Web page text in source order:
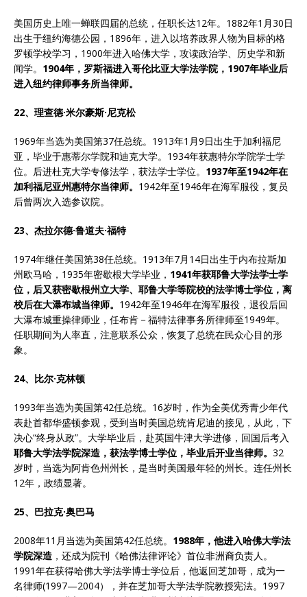
美国历史上唯一蝉联四届的总统，任职长达12年。1882年1月30日
出生于纽约海德公园，1896年，进入以培养政界人物为目标的格
罗顿学校学习，1900年进入哈佛大学，攻读政治学、历史学和新
闻学。 1904年，罗斯福进入哥伦比亚大学法学院， 1907年毕业后
进入纽约律师事务所当律师。
22、理查德·米尔豪斯·尼克松
1969年当选为美国第37任总统。1913年1月9日出生于加利福尼
亚，毕业于惠蒂尔学院和迪克大学。1934年获惠特尔学院学士学
位。后进杜克大学专修法学，获法学士学位。 1937年至1942年在
加利福尼亚州惠特尔当律师。 1942年至1946年在海军服役，复员
后曾两次入选参议院。
23、杰拉尔德·鲁道夫·福特
1974年继任美国第38任总统。1913年7月14日出生于内布拉斯加
州欧马哈，1935年密歇根大学毕业， 1941年获耶鲁大学法学士学
位，后又获密歇根州立大学、耶鲁大学等院校的法学博士学位，离
校后在大瀑布城当律师。 1942年至1946年在海军服役，退役后回
大瀑布城重操律师业，任布肯－福特法律事务所律师至1949年。
任职期间为人率直，注意联系公众，恢复了总统在民众心目的形
象。
24、比尔·克林顿
1993年当选为美国第42任总统。16岁时，作为全美优秀青少年代
表赴首都华盛顿参观，受到当时美国总统肯尼迪的接见，从此，下
决心“终身从政”。大学毕业后，赴英国牛津大学进修，回国后考入
耶鲁大学法学院深造，获法学博士学位，毕业后开业当律师。 32
岁时，当选为阿肯色州州长，是当时美国最年轻的州长。连任州长
12年，政绩显著。
25、巴拉克·奥巴马
2008年11月当选为美国第42任总统。 1988年，他进入哈佛大学法
学院深造 ，还成为院刊《哈佛法律评论》首位非洲裔负责人。
1991年在获得哈佛大学法学博士学位后，他返回芝加哥，成为一
名律师(1997—2004），并在芝加哥大学法学院教授宪法。1997